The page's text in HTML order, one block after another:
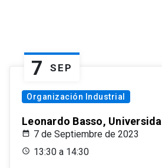
7 SEP
Organización Industrial
Leonardo Basso,
7 de Septiembre de 2023
13:30 a 14:30